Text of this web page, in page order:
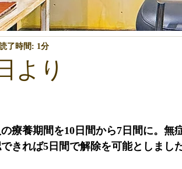
より
了時間: 1分
療養期間を10日間から7日間に。無
きれば5日間で解除を可能としました